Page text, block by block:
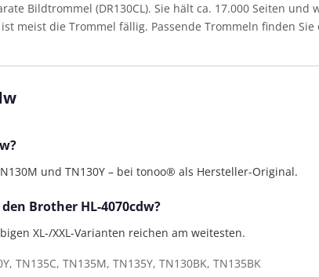
Bildtrommel (DR130CL). Sie hält ca. 17.000 Seiten
meist die Trommel fällig. Passende Trommeln finden Sie
und TN130Y – bei tonoo® als Hersteller-Original.
Brother HL-4070cdw?
XL-/XXL-Varianten reichen am weitesten.
TN135C, TN135M, TN135Y, TN130BK, TN135BK